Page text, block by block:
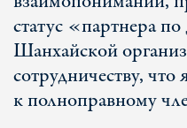
статус «партнера
Шанхайской
сотрудничеству,
к полноправному